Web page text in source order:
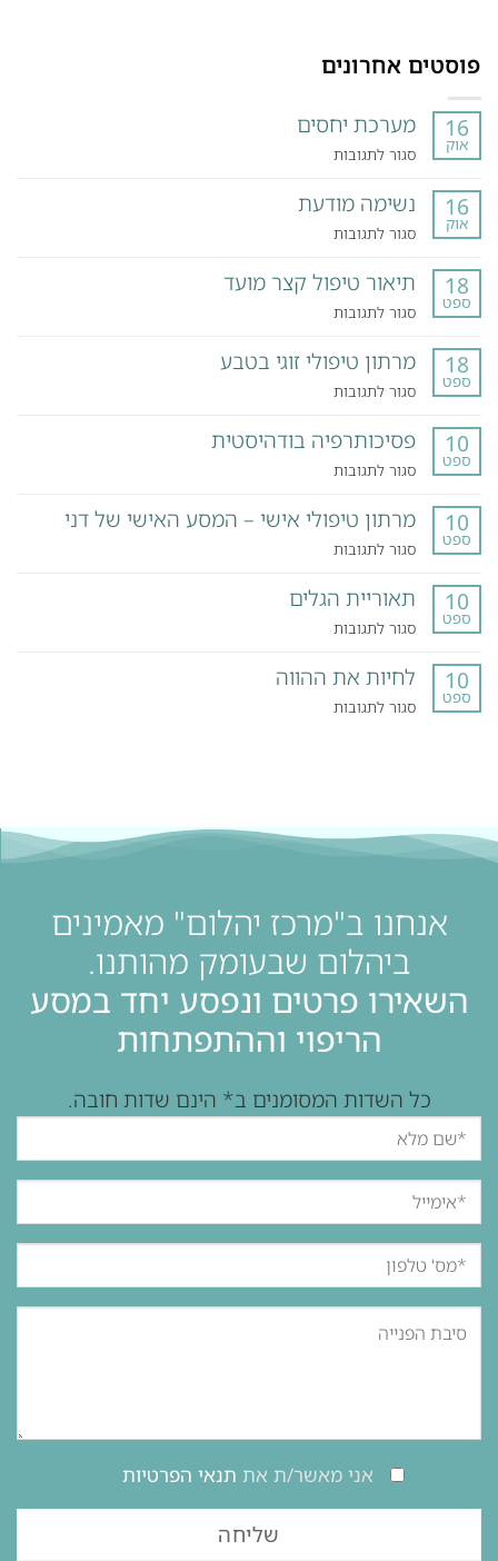
פוסטים אחרונים
16
אוק
מערכת יחסים
סגור לתגובותעל
יחסים
16
אוק
נשימה מודעת
סגור לתגובותעל
מודעת
18
ספט
תיאור טיפול קצר מועד
סגור לתגובותעל
טיפול
18
ספט
מרתון טיפולי זוגי בטבע
סגור לתגובותעל
טיפולי
10
ספט
פסיכותרפיה בודהיסטית
סגור לתגובותעל
בודהיסטית
10
ספט
מרתון טיפולי אישי – המסע האישי של דני
סגור לתגובותעל
טיפולי
האישי
של
10
ספט
תאוריית הגלים
סגור לתגובותעל
הגלים
10
ספט
לחיות את ההווה
סגור לתגובותעל
אנחנו ב"מרכז יהלום" מאמינים
ביהלום שבעומק מהותנו.
השאירו פרטים ונפסע יחד במסע
הריפוי וההתפתחות
כל השדות המסומנים ב* הינם שדות חובה.
אני מאשר/ת את תנאי הפרטיות